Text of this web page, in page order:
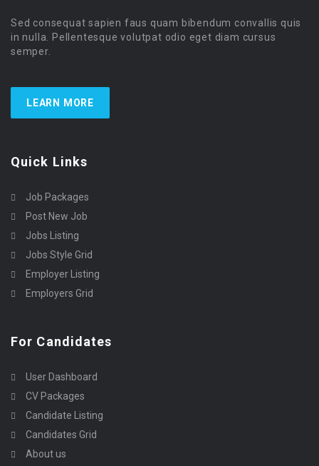
Sed consequat sapien faus quam bibendum convallis quis
in nulla. Pellentesque volutpat odio eget diam cursus
semper.
LEARN MORE
Quick Links
Job Packages
Post New Job
Jobs Listing
Jobs Style Grid
Employer Listing
Employers Grid
For Candidates
User Dashboard
CV Packages
Candidate Listing
Candidates Grid
About us